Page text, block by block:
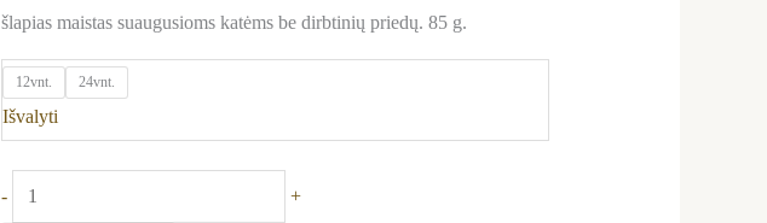
šlapias maistas suaugusioms katėms be dirbtinių priedų. 85 g.
12vnt. 24vnt.
Išvalyti
- +